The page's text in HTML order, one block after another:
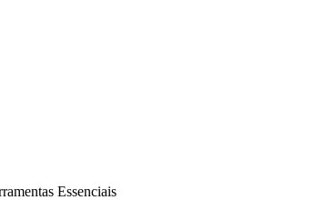
Essenciais